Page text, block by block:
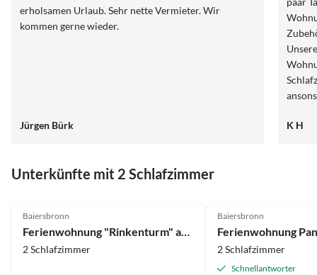
erholsamen Urlaub. Sehr nette Vermieter. Wir
kommen gerne wieder.
Jürgen Bürk
Preis
K H
Unterkünfte mit 2 Schlafzimmer
Baiersbronn
Ferienwohnung "Rinkenturm" auf dem "Labbronnerhof "
2 Schlafzimmer
Baiersbronn
2 Schlafzimmer
Schnellantworter